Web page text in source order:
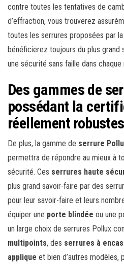
contre toutes les tentatives de
d’effraction, vous trouverez
toutes les serrures proposées par
bénéficierez toujours du plus grand
une sécurité sans faille dans
Des gammes de
possédant la
réellement robustes
De plus, la gamme de serrure
permettra de répondre au mieux à
sécurité. Ces serrures haute
plus grand savoir-faire par des
pour leur savoir-faire et leurs
équiper une porte blindée ou une
un large choix de serrures Pollux
multipoints, des serrures à
applique et bien d’autres